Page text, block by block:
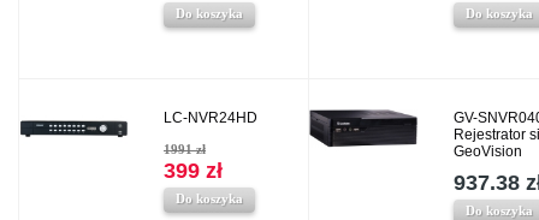
Do koszyka Do koszyka
LC-NVR24HD
1991 zł
399 zł
Do koszyka
GV-
Rejestrator
GeoVision
937.38
Do koszyka